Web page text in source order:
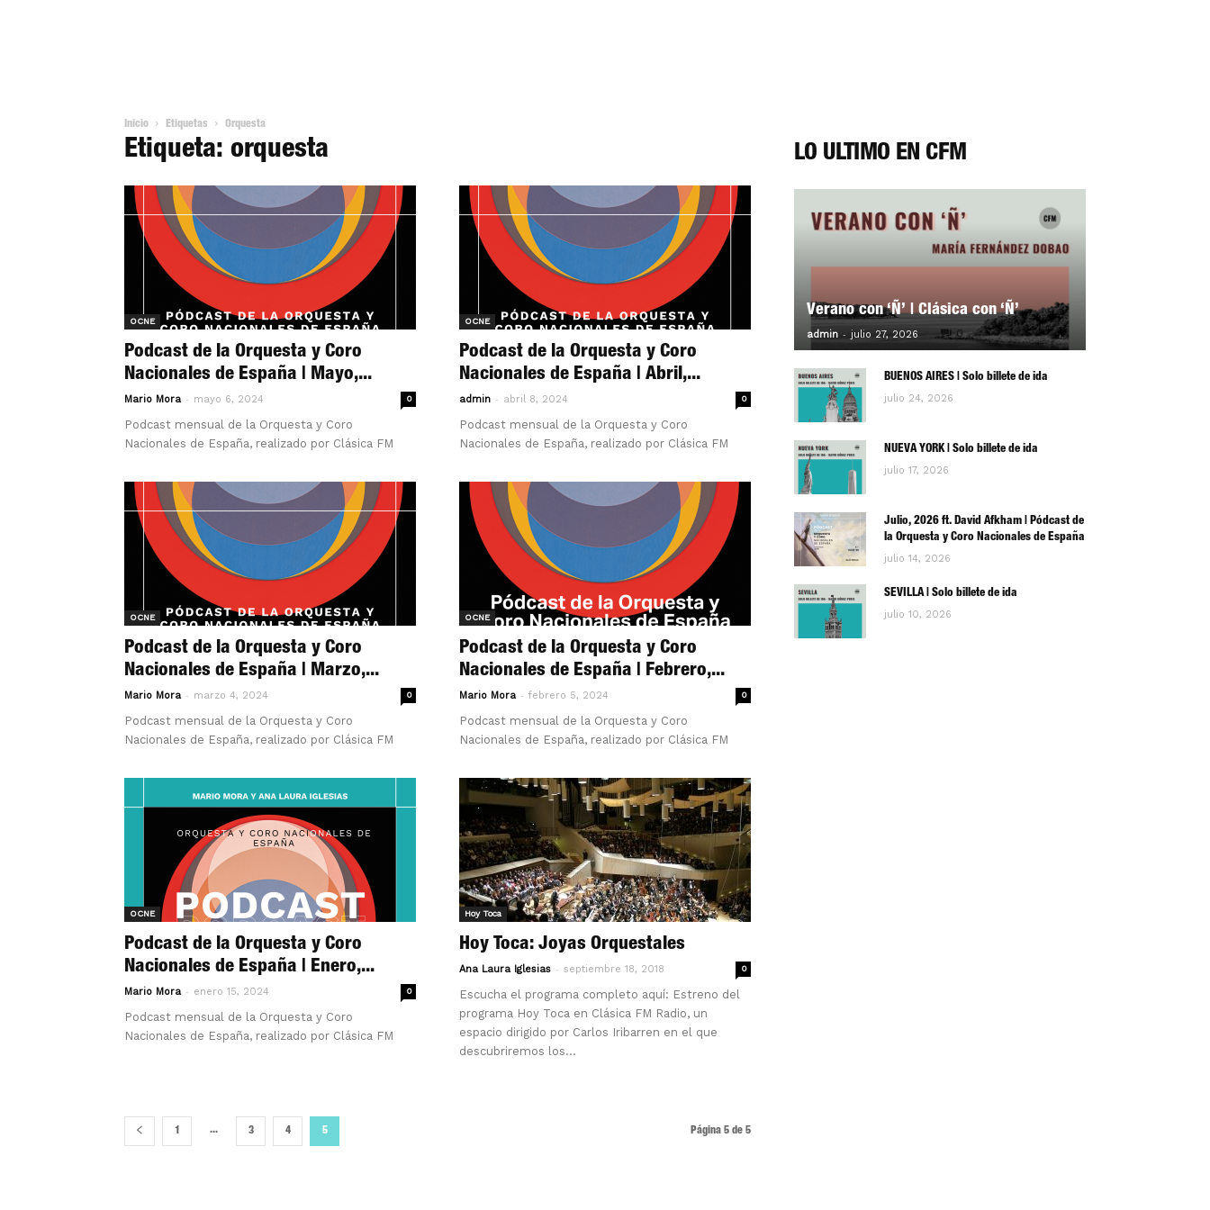
Inicio Etiquetas Orquesta
Etiqueta: orquesta
OCNE
Podcast de la Orquesta y Coro
Nacionales de España | Mayo,...
Mario Mora - mayo 6, 2024 0
Podcast mensual de la Orquesta y Coro
Nacionales de España, realizado por Clásica FM
OCNE
Podcast de la Orquesta y Coro
Nacionales de España | Abril,...
admin - abril 8, 2024 0
Podcast mensual de la Orquesta y Coro
Nacionales de España, realizado por Clásica FM
OCNE
Podcast de la Orquesta y Coro
Nacionales de España | Marzo,...
Mario Mora - marzo 4, 2024 0
Podcast mensual de la Orquesta y Coro
Nacionales de España, realizado por Clásica FM
OCNE
Podcast de la Orquesta y Coro
Nacionales de España | Febrero,...
Mario Mora - febrero 5, 2024 0
Podcast mensual de la Orquesta y Coro
Nacionales de España, realizado por Clásica FM
OCNE
Podcast de la Orquesta y Coro
Nacionales de España | Enero,...
Mario Mora - enero 15, 2024 0
Podcast mensual de la Orquesta y Coro
Nacionales de España, realizado por Clásica FM
Hoy Toca
Hoy Toca: Joyas Orquestales
Ana Laura Iglesias - septiembre 18, 2018 0
Escucha el programa completo aquí: Estreno del
programa Hoy Toca en Clásica FM Radio, un
espacio dirigido por Carlos Iribarren en el que
descubriremos los...
1 ... 3 4 5 Página 5 de 5
LO ÚLTIMO EN CFM
Verano con ‘Ñ’ | Clásica con ‘Ñ’
admin - julio 27, 2026 0
BUENOS AIRES | Solo billete de ida
julio 24, 2026
NUEVA YORK | Solo billete de ida
julio 17, 2026
Julio, 2026 ft. David Afkham | Pódcast de
la Orquesta y Coro Nacionales de España
julio 14, 2026
SEVILLA | Solo billete de ida
julio 10, 2026